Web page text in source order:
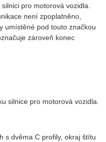
pro motorová vozidla.
není zpoplatněno,
umístěné pod touto značkou
zároveň konec
silnice pro motorová vozidla.
s dvěma C profily, okraj štítu